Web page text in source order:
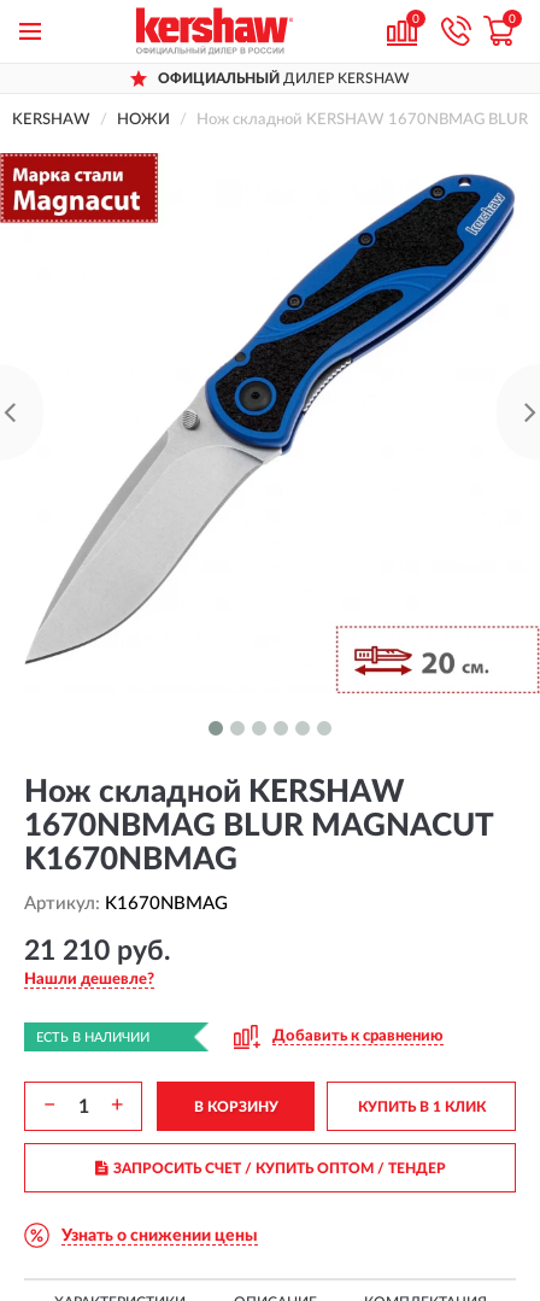
0 0
ОФИЦИАЛЬНЫЙ ДИЛЕР KERSHAW
KERSHAW НОЖИ Нож складной KERSHAW 1670NBMAG BLUR
Нож складной KERSHAW
1670NBMAG BLUR MAGNACUT
K1670NBMAG
Артикул: K1670NBMAG
21 210 руб.
Нашли дешевле?
ЕСТЬ В НАЛИЧИИ Добавить к сравнению
− + В КОРЗИНУ КУПИТЬ В 1 КЛИК
ЗАПРОСИТЬ СЧЕТ / КУПИТЬ ОПТОМ/ ТЕНДЕР
Узнать о снижении цены